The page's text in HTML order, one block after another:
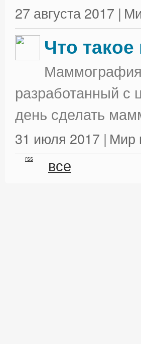
27 августа 2017 |
Что
Маммография
разработанный с
день сделать
31 июля 2017 | Мир
rss все